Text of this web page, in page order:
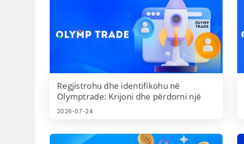
vonuara ose humbje komisionesh kur përpiqeni të
bëheni partner. Ky udhëzues shpjegon hapat praktik
të hyrjes për t'u bashkuar me programin e filialeve të
Olymptrade dhe për t'u bërë partner: çfarë të
përgatitet për regjistrim, listën e verifikimit, si të
krijohen dhe testohen lidhjet e gjurmimit, një
përmbledhje e opsioneve të komisionit dhe
konfigurimit të pagesës, plus kurthet e zakonshme të
hyrjes për t'u shmangur. Lexoni për të mësuar
para të regjistrohen dhe konvertohen pa vonesa të
Regjistrohu dhe identifikohu në
Olymptrade: Krijoni dhe përdorni një
llogari
2026-07-24